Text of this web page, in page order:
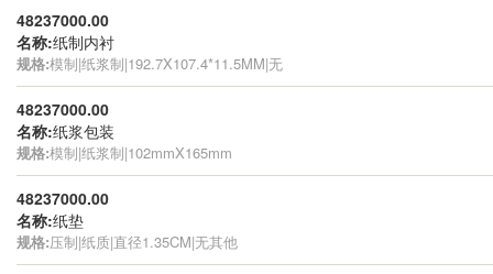
48237000.00
名称:纸制内衬
规格:模制|纸浆制|192.7X107.4*11.5MM|无
48237000.00
名称:纸浆包装
规格:模制|纸浆制|102mmX165mm
48237000.00
名称:纸垫
规格:压制|纸质|直径1.35CM|无其他